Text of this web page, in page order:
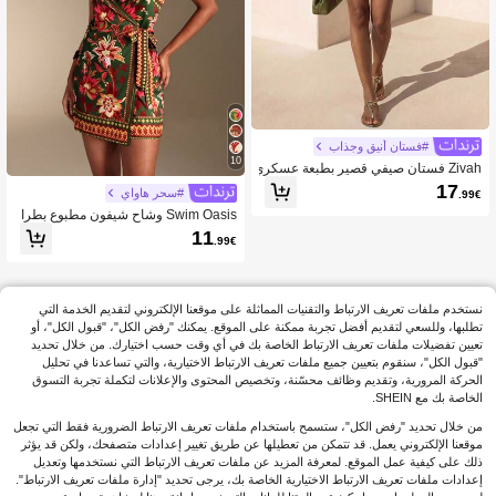
#فستان أنيق وجذاب
Zivah فستان صيفي قصير بطبعة عسكري
ة خضراء للكتف المكشوف مع ربطة للنس
اء. مناسب للعطلات والسفر والخروجات
17 .99€
10
#سحر هاواي
Swim Oasis وشاح شيفون مطبوع بطرا
ز زهري رجعي من أمريكا الجنوبية للنساء
11.99€
نستخدم ملفات تعريف الارتباط والتقنيات المماثلة على موقعنا الإلكتروني لتقديم الخدمة التي
تطلبها، وللسعي لتقديم أفضل تجربة ممكنة على الموقع. يمكنك "رفض الكل"، "قبول الكل"، أو
تعيين تفضيلات ملفات تعريف الارتباط الخاصة بك في أي وقت حسب اختيارك. من خلال تحديد
"قبول الكل"، سنقوم بتعيين جميع ملفات تعريف الارتباط الاختيارية، والتي تساعدنا في تحليل
الحركة المرورية، وتقديم وظائف محسّنة، وتخصيص المحتوى والإعلانات لتكملة تجربة التسوق
الخاصة بك مع SHEIN.
من خلال تحديد "رفض الكل"، ستسمح باستخدام ملفات تعريف الارتباط الضرورية فقط التي تجعل
موقعنا الإلكتروني يعمل. قد تتمكن من تعطيلها عن طريق تغيير إعدادات متصفحك، ولكن قد يؤثر
ذلك على كيفية عمل الموقع. لمعرفة المزيد عن ملفات تعريف الارتباط التي نستخدمها وتعديل
إعدادات ملفات تعريف الارتباط الاختيارية الخاصة بك، يرجى تحديد "إدارة ملفات تعريف الارتباط".